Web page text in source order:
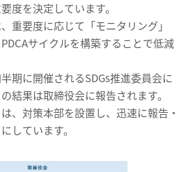
度を決定しています。
重要度に応じて「モニタリング」
サイクルを構築することで低減
期に開催されるSDGs推進委員会に
結果は取締役会に報告されます。
、対策本部を設置し、迅速に報告・
しています。